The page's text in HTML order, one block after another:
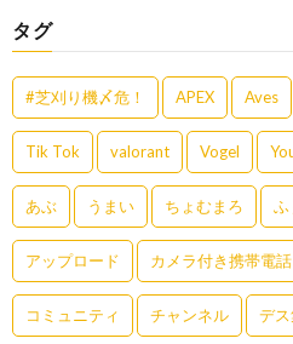
タグ
#芝刈り機〆危！ APEX Aves
Tik Tok valorant Vogel
あぶ うまい ちょむまろ ふ
アップロード カメラ付き携帯電話
コミュニティ チャンネル デ